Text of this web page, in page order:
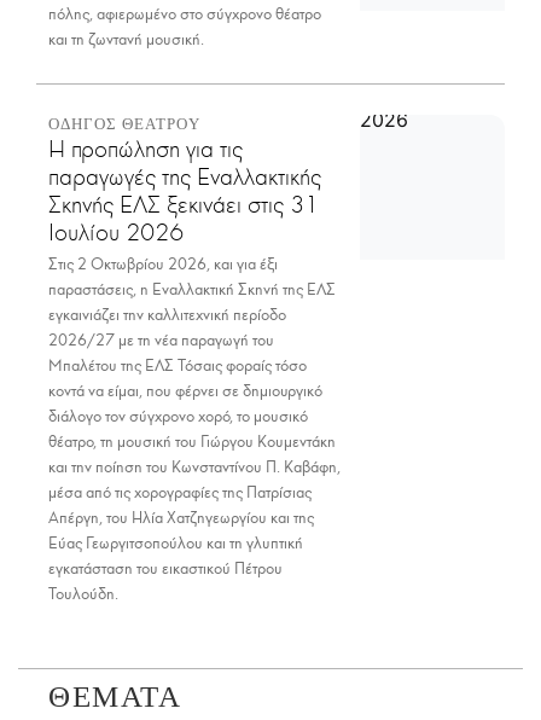
πόλης, αφιερωμένο στο σύγχρονο θέατρο
και τη ζωντανή μουσική.
ΟΔΗΓΟΣ ΘΕΑΤΡΟΥ
Η προπώληση για τις
παραγωγές της Εναλλακτικής
Σκηνής ΕΛΣ ξεκινάει στις 31
Ιουλίου 2026
Στις 2 Οκτωβρίου 2026, και για έξι
παραστάσεις, η Εναλλακτική Σκηνή της ΕΛΣ
εγκαινιάζει την καλλιτεχνική περίοδο
2026/27 με τη νέα παραγωγή του
Μπαλέτου της ΕΛΣ Τόσαις φοραίς τόσο
κοντά να είμαι, που φέρνει σε δημιουργικό
διάλογο τον σύγχρονο χορό, το μουσικό
θέατρο, τη μουσική του Γιώργου Κουμεντάκη
και την ποίηση του Κωνσταντίνου Π. Καβάφη,
μέσα από τις χορογραφίες της Πατρίσιας
Απέργη, του Ηλία Χατζηγεωργίου και της
Εύας Γεωργιτσοπούλου και τη γλυπτική
εγκατάσταση του εικαστικού Πέτρου
Τουλούδη.
ΘΕΜΑΤΑ